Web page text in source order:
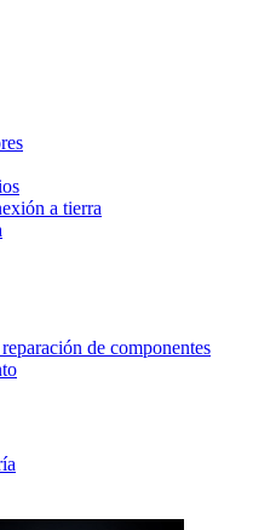
a tierra
de componentes